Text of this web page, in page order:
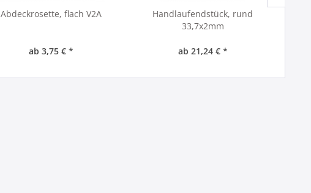
Abdeckrosette, flach V2A
ab 3,75 € *
Handlaufendstück, rund
33,7x2mm
ab 21,24 € *